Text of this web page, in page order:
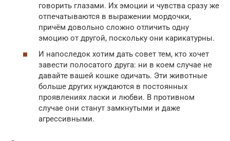
говорить глазами. Их эмоции и чувства сразу же
отпечатываются в выражении мордочки,
причём довольно сложно отличить одну
эмоцию от другой, поскольку они карикатурны.
И напоследок хотим дать совет тем, кто хочет
завести полосатого друга: ни в коем случае не
давайте вашей кошке одичать. Эти животные
больше других нуждаются в постоянных
проявлениях ласки и любви. В противном
случае они станут замкнутыми и даже
агрессивными.